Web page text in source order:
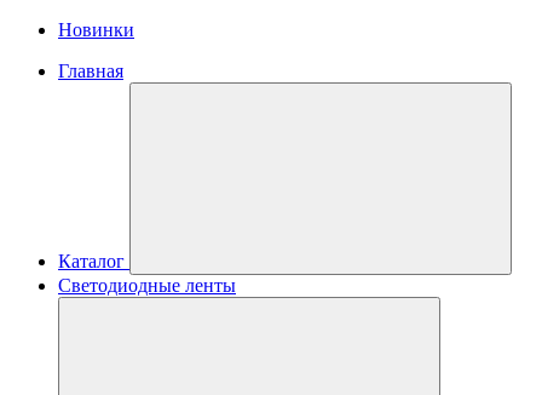
Новинки
Главная
Каталог
Светодиодные ленты